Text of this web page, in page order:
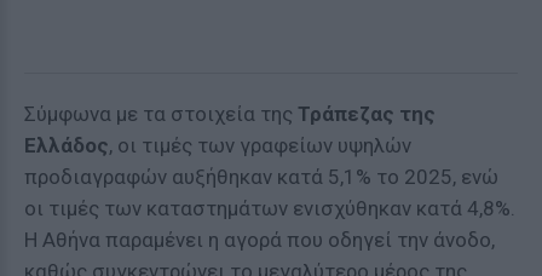
Σύμφωνα με τα στοιχεία της Τράπεζας της
Ελλάδος, οι τιμές των γραφείων υψηλών
προδιαγραφών αυξήθηκαν κατά 5,1% το 2025, ενώ
οι τιμές των καταστημάτων ενισχύθηκαν κατά 4,8%.
Η Αθήνα παραμένει η αγορά που οδηγεί την άνοδο,
καθώς συγκεντρώνει το μεγαλύτερο μέρος της